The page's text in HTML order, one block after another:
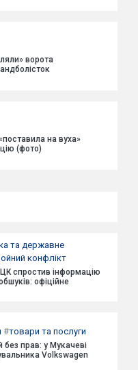
ворота
на вуха»
(фото)
та державне
конфлікт
спростив інформацію
офіційне
#товари та послуги
без прав: у Мукачеві
Volkswagen